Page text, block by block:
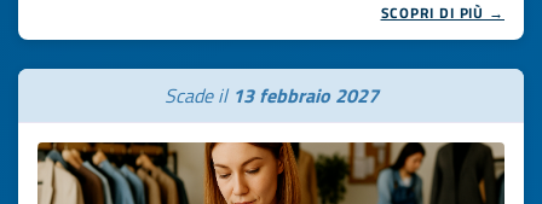
SCOPRI DI PIÙ →
Scade il 13 febbraio 2027